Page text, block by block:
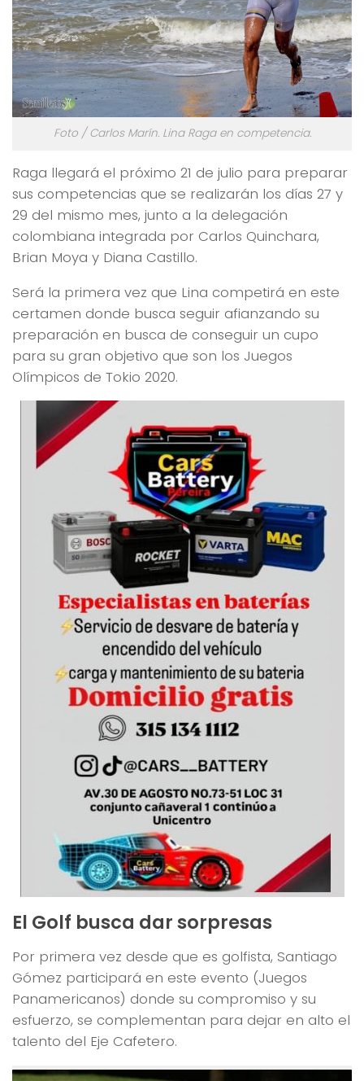
Foto / Carlos Marín. Lina Raga en competencia.
Raga llegará el próximo 21 de julio para preparar
sus competencias que se realizarán los días 27 y
29 del mismo mes, junto a la delegación
colombiana integrada por Carlos Quinchara,
Brian Moya y Diana Castillo.
Será la primera vez que Lina competirá en este
certamen donde busca seguir afianzando su
preparación en busca de conseguir un cupo
para su gran objetivo que son los Juegos
Olímpicos de Tokio 2020.
El Golf busca dar sorpresas
Por primera vez desde que es golfista, Santiago
Gómez participará en este evento (Juegos
Panamericanos) donde su compromiso y su
esfuerzo, se complementan para dejar en alto el
talento del Eje Cafetero.